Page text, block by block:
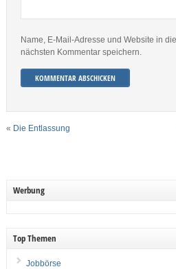
Name, E-Mail-Adresse und Website in
nächsten Kommentar speichern.
« Die Entlassung
Werbung
Top Themen
Jobbörse